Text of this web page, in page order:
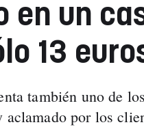
en un
13
también uno de
aclamado por los